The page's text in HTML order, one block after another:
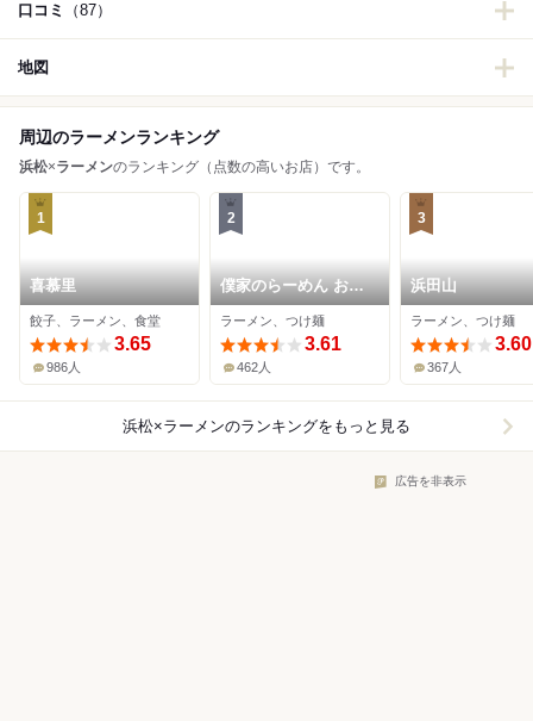
口コミ （87）
地図
周辺のラーメンランキング
浜松×ラーメンのランキング（点数の高いお店）です。
1
喜慕里
餃子、ラーメン、食堂
3.65
986人
2
僕家のらーめん おえ
かき
ラーメン、つけ麺
3.61
462人
3
浜田山
ラーメン、つけ麺
3.60
367人
浜松×ラーメンのランキングをもっと見る
広告を非表示